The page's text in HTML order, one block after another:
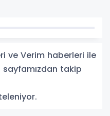
ve Verim haberleri ile
takip